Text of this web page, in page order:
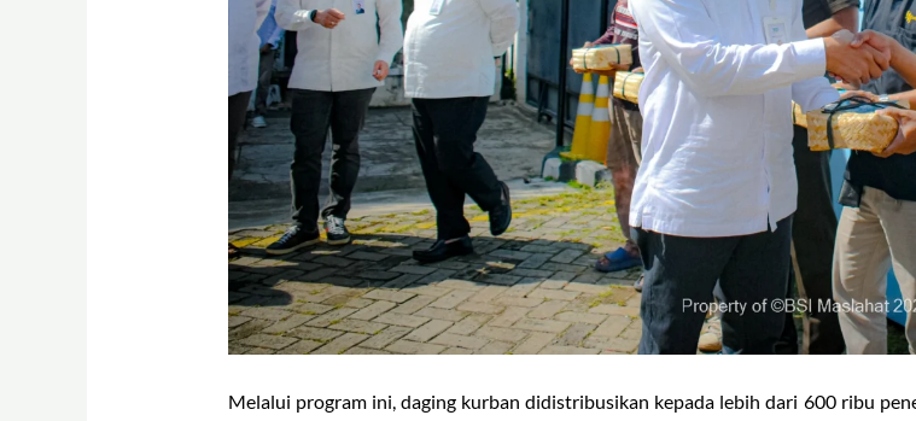
Melalui program ini, daging kurban didistribusikan kepada lebih dari 600 ribu